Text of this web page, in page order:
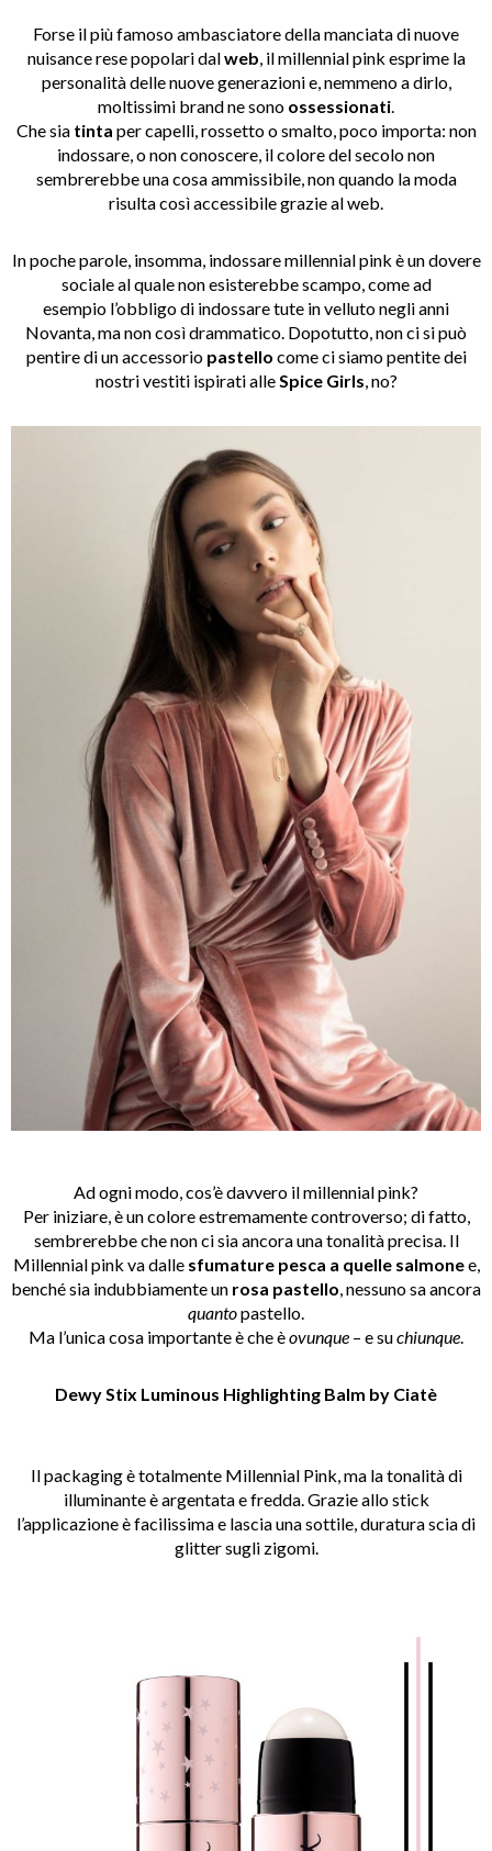
Forse il più famoso ambasciatore della manciata di nuove
nuisance rese popolari dalweb, il millennial pink esprime la
personalità delle nuove generazioni e, nemmeno a dirlo,
moltissimi brand ne sono ossessionati.
Che sia tinta per capelli, rossetto o smalto, poco importa: non
indossare, o non conoscere, il colore del secolo non
sembrerebbe una cosa ammissibile, non quando la moda
risulta così accessibile grazie al web.
In poche parole, insomma, indossare millennial pink è un dovere
sociale al quale non esisterebbe scampo, come ad
esempio l’obbligo di indossare tute in velluto negli anni
Novanta, ma non così drammatico. Dopotutto, non ci si può
pentire di un accessorio pastello come ci siamo pentite dei
nostri vestiti ispirati alleSpice Girls, no?
Ad ogni modo, cos’è davvero il millennial pink?
Per iniziare, è un colore estremamente controverso; di fatto,
sembrerebbe che non ci sia ancora una tonalità precisa. Il
Millennial pink va dalle sfumature pesca a quelle salmonee,
benché sia indubbiamente un rosa pastello , nessuno sa ancora
quantopastello.
Ma l’unica cosa importante è che èovunque – e suchiunque
Dewy Stix Luminous Highlighting Balm by Ciatè
Il packaging è totalmente Millennial Pink, ma la tonalità di
illuminante è argentata e fredda. Grazie allo stick
l’applicazione è facilissima e lascia una sottile, duratura scia di
glitter sugli zigomi.